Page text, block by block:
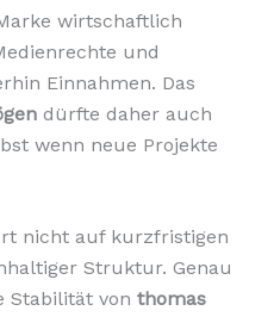
wirtschaftlich
und
Einnahmen. Das
dürfte daher auch
wenn neue Projekte
nicht auf kurzfristigen
Struktur. Genau
Stabilität von thomas